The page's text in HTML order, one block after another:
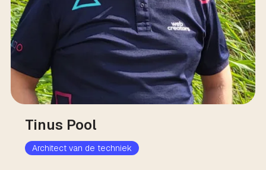
Tinus Pool
Architect van de techniek